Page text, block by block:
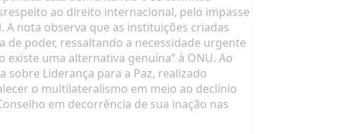
ao direito internacional, pelo impasse
nota observa que as instituições criadas
poder, ressaltando a necessidade urgente
uma alternativa genuína” à ONU. Ao
sobre Liderança para a Paz, realizado
o multilateralismo em meio ao declínio
em decorrência de sua inação nas